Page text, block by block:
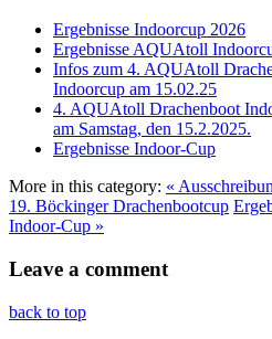
Ergebnisse Indoorcup 2026
Ergebnisse AQUAtoll
Infos zum 4. AQUAtoll
Indoorcup am 15.02.25
4. AQUAtoll Drachenboot
am Samstag, den 15.2.2025.
Ergebnisse Indoor-Cup
More in this category: «
19. Böckinger Drachenbootcup
Indoor-Cup »
Leave a comment
back to top